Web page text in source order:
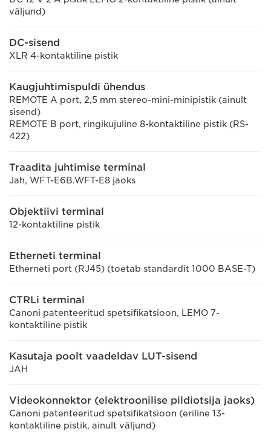
väljund)
DC-sisend
XLR 4-kontaktiline pistik
Kaugjuhtimispuldi ühendus
REMOTE A port, 2,5 mm stereo-mini-minipistik (ainult
sisend)
REMOTE B port, ringikujuline 8-kontaktiline pistik (RS-
422)
Traadita juhtimise terminal
Jah, WFT-E6B.WFT-E8 jaoks
Objektiivi terminal
12-kontaktiline pistik
Etherneti terminal
Etherneti port (RJ45) (toetab standardit 1000 BASE-T)
CTRLi terminal
Canoni patenteeritud spetsifikatsioon, LEMO 7-
kontaktiline pistik
Kasutaja poolt vaadeldav LUT-sisend
JAH
Videokonnektor (elektroonilise pildiotsija jaoks)
Canoni patenteeritud spetsifikatsioon (eriline 13-
kontaktiline pistik, ainult väljund)